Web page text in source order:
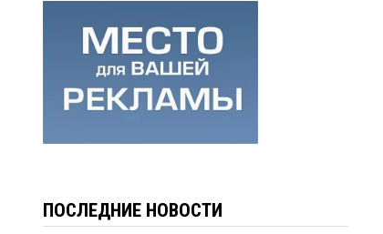
ПОСЛЕДНИЕ НОВОСТИ